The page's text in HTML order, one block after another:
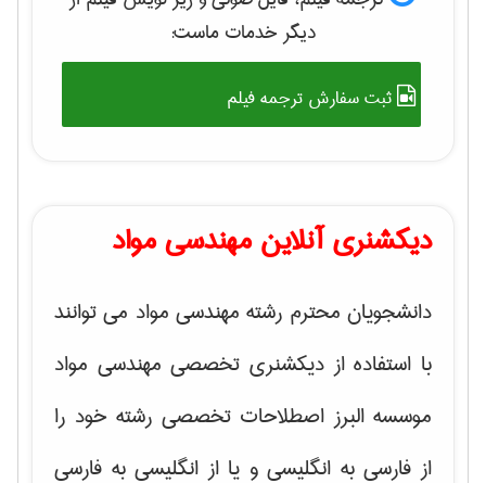
دیگر خدمات ماست:
ثبت سفارش ترجمه فیلم
دیکشنری آنلاین مهندسی مواد
دانشجویان محترم رشته مهندسی مواد می توانند
با استفاده از دیکشنری تخصصی مهندسی مواد
موسسه البرز اصطلاحات تخصصی رشته خود را
از فارسی به انگلیسی و یا از انگلیسی به فارسی